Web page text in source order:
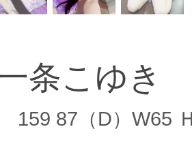
条こゆ
159 87（D）W65